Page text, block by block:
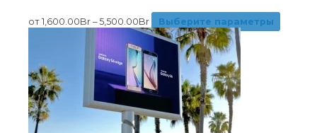
от 1,600.00Br –5,500.00Br Выберите параметры